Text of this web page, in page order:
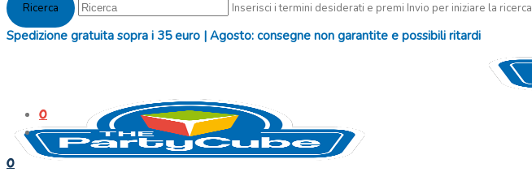
Inserisci i termini desiderati e premi Invio per iniziare la ricerca
Spedizione gratuita sopra i 35 euro | Agosto: consegne non garantite e possibili ritardi
0
0